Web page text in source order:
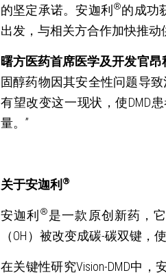
的坚定承诺。安迦利 ®的成功
出发，与相关方合作加快推动
曙方医药首席医学及开发官昂
固醇药物因其安全性问题导
有望改变这一现状，使DMD
量。”
关于安迦利 ®
安迦利 ®是一款原创新药，
（OH）被改变成碳-碳双键，
在关键性研究Vision-DMD中，